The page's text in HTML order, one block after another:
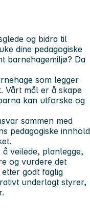
og bidra til
dine pedagogiske
barnehagemiljø? Da
som legger
Vårt mål er å skape
kan utforske og
sammen med
pedagogiske innhold
veilede, planlegge,
og vurdere det
etter godt faglig
underlagt styrer,